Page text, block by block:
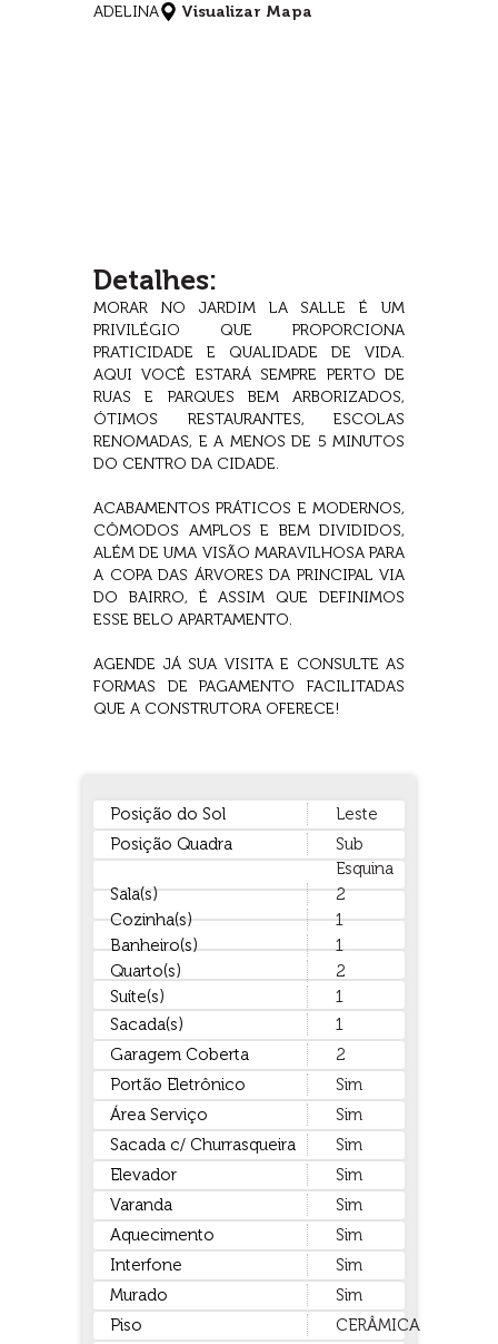
ADELINA
Visualizar Mapa
Detalhes:
MORAR NO JARDIM LA SALLE É UM
PRIVILÉGIO QUE PROPORCIONA
PRATICIDADE E QUALIDADE DE VIDA.
AQUI VOCÊ ESTARÁ SEMPRE PERTO DE
RUAS E PARQUES BEM ARBORIZADOS,
ÓTIMOS RESTAURANTES, ESCOLAS
RENOMADAS, E A MENOS DE 5 MINUTOS
DO CENTRO DA CIDADE.
ACABAMENTOS PRÁTICOS E MODERNOS,
CÔMODOS AMPLOS E BEM DIVIDIDOS,
ALÉM DE UMA VISÃO MARAVILHOSA PARA
A COPA DAS ÁRVORES DA PRINCIPAL VIA
DO BAIRRO, É ASSIM QUE DEFINIMOS
ESSE BELO APARTAMENTO.
AGENDE JÁ SUA VISITA E CONSULTE AS
FORMAS DE PAGAMENTO FACILITADAS
QUE A CONSTRUTORA OFERECE!
Posição do Sol
Leste
Posição Quadra
Sub
Esquina
Sala(s)
2
Cozinha(s)
1
Banheiro(s)
1
Quarto(s)
2
Suíte(s)
1
Sacada(s)
1
Garagem Coberta
2
Portão Eletrônico
Sim
Área Serviço
Sim
Sacada c/ Churrasqueira
Sim
Elevador
Sim
Varanda
Sim
Aquecimento
Sim
Interfone
Sim
Murado
Sim
Piso
CERÂMICA